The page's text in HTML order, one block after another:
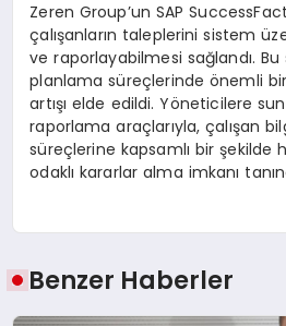
Zeren Group’un SAP
çalışanların taleplerini sistem
ve raporlayabilmesi sağlandı.
planlama süreçlerinde önemli
artışı elde edildi. Yöneticilere
raporlama araçlarıyla, çalışan
süreçlerine kapsamlı bir şekilde
odaklı kararlar alma imkanı
Benzer Haberler